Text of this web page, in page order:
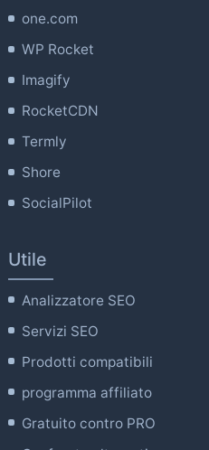
one.com
WP Rocket
Imagify
RocketCDN
Termly
Shore
SocialPilot
Utile
Analizzatore SEO
Servizi SEO
Prodotti compatibili
programma affiliato
Gratuito contro PRO